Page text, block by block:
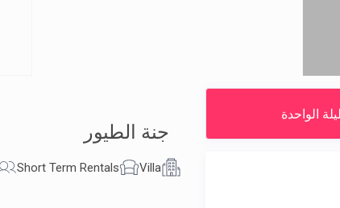
جنة الطيور
Villa
Short Term Rentals
الواحدة